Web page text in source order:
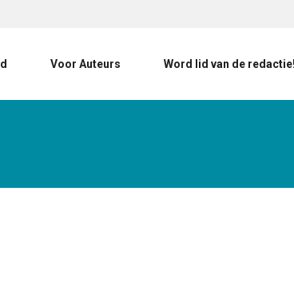
Voor Auteurs Word lid van de redactie!